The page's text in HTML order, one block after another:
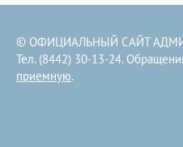
© ОФИЦИАЛЬНЫЙ САЙТ
Тел. (8442) 30-13-24.
приемную.